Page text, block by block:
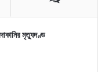
মৃত্যুদণ্ড